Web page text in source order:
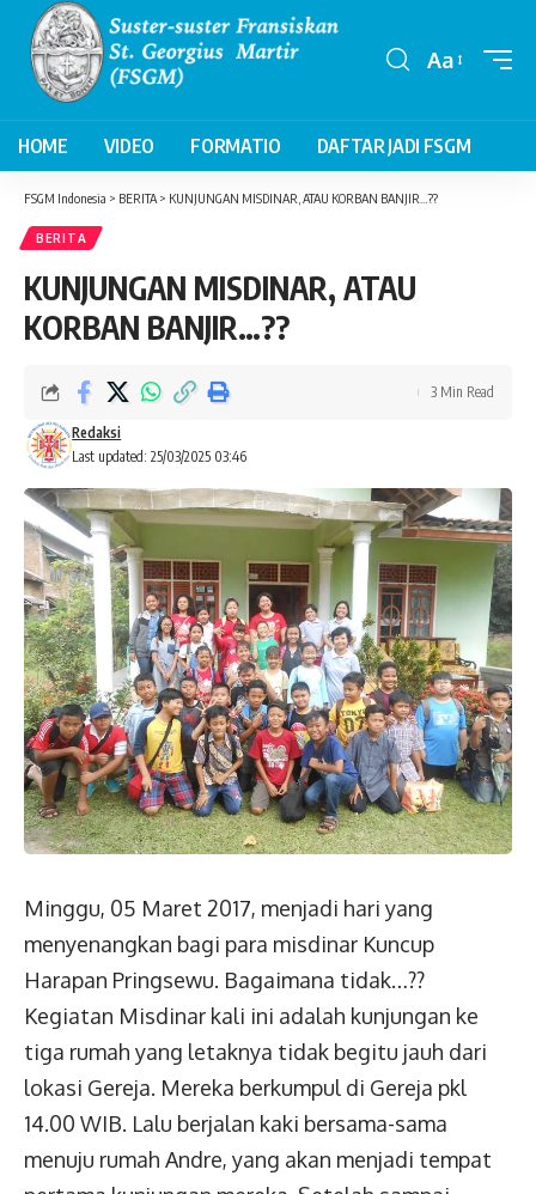
Aa
HOME VIDEO FORMATIO DAFTAR JADI FSGM
FSGM Indonesia > BERITA > KUNJUNGAN MISDINAR, ATAU KORBAN BANJIR…??
BERITA
KUNJUNGAN MISDINAR, ATAU
KORBAN BANJIR…??
Last updated: 25/03/2025 03:46
Redaksi
3 Min Read
Minggu, 05 Maret 2017, menjadi hari yang
menyenangkan bagi para misdinar Kuncup
Harapan Pringsewu. Bagaimana tidak…??
Kegiatan Misdinar kali ini adalah kunjungan ke
tiga rumah yang letaknya tidak begitu jauh dari
lokasi Gereja. Mereka berkumpul di Gereja pkl
14.00 WIB. Lalu berjalan kaki bersama-sama
menuju rumah Andre, yang akan menjadi tempat